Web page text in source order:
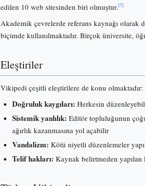
edilen 10 web sitesinden biri olmuştur.[7]
Akademik çevrelerde referans kaynağı olarak
biçimde kullanılmaktadır. Birçok üniversite,
Eleştiriler
Vikipedi çeşitli eleştirilere de konu olmaktadır:
Doğruluk kaygıları: Herkesin
Sistemik yanlılık: Editör topluluğunun
ağırlık kazanmasına yol açabilir
Vandalizm: Kötü niyetli düzenlemeler
Telif hakları: Kaynak belirtmeden